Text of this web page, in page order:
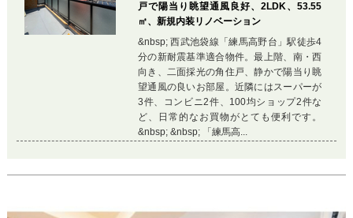
戸で陽当り眺望通風良好、2LDK、53.55
㎡、新規内装リノベーション
&nbsp; 西武池袋線「練馬高野台」駅徒歩4
分の新耐震基準適合物件。最上階、南・西
向き、二面採光の角住戸、静かで陽当り眺
望通風の良いお部屋。近隣にはスーパーが
3件、コンビニ2件、100均ショップ2件な
ど、日常的なお買物がとても便利です。
&nbsp; &nbsp; 「練馬高...